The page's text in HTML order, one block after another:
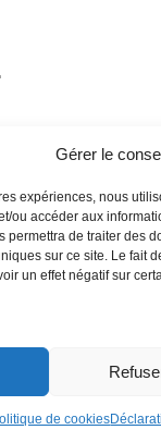
Gérer le
expériences, nous
ou accéder aux
permettra de traiter des
sur ce site. Le fait
un effet négatif sur
de cookies